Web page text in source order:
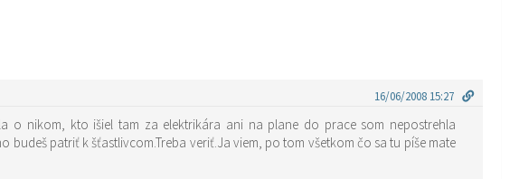
16/06/2008 15:27
o nikom, kto išiel tam za elektrikára ani na plane do prace som nepostrehla
patriť k šťastlivcom.Treba veriť.Ja viem, po tom všetkom čo sa tu píše mate